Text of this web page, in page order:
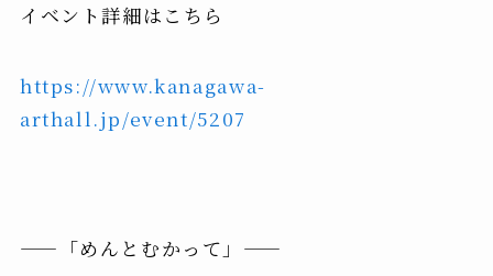
イベント詳細はこちら
https://www.kanagawa-
arthall.jp/event/5207
——「めんとむかって」——